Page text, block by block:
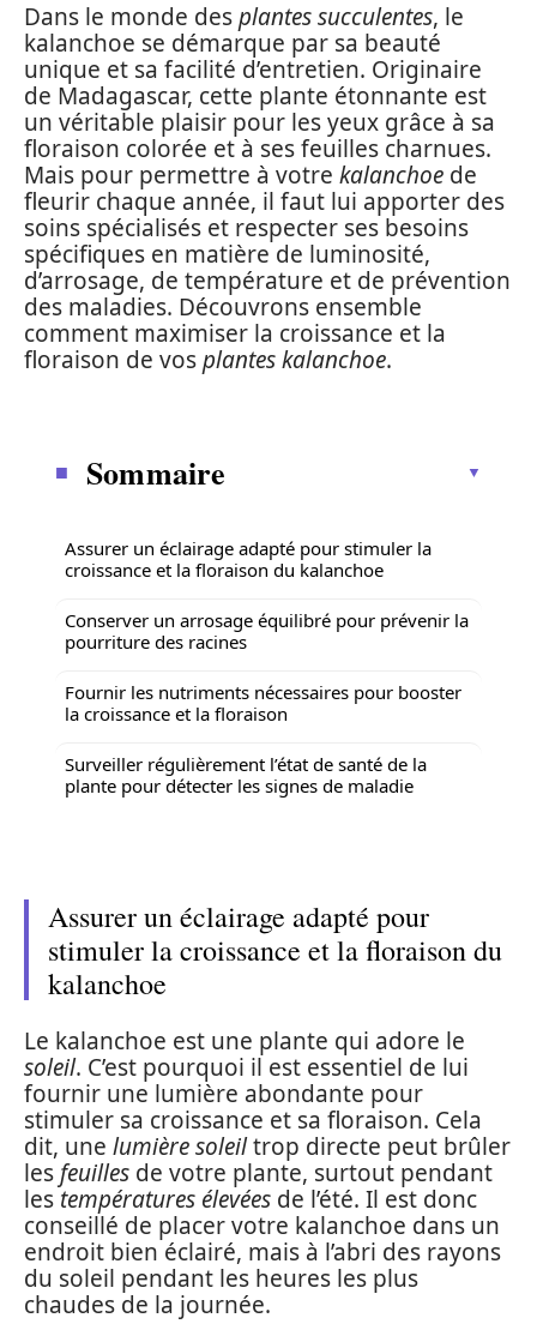
Dans le monde desplantes succulentes, le
kalanchoe se démarque par sa beauté
unique et sa facilité d’entretien. Originaire
de Madagascar, cette plante étonnante est
un véritable plaisir pour les yeux grâce à sa
floraison colorée et à ses feuilles charnues.
Mais pour permettre à votre kalanchoe de
fleurir chaque année, il faut lui apporter des
soins spécialisés et respecter ses besoins
spécifiques en matière de luminosité,
d’arrosage, de température et de prévention
des maladies. Découvrons ensemble
comment maximiser la croissance et la
floraison de vosplantes kalanchoe.
Sommaire
Assurer un éclairage adapté pour stimuler la
croissance et la floraison du kalanchoe
Conserver un arrosage équilibré pour prévenir la
pourriture des racines
Fournir les nutriments nécessaires pour booster
la croissance et la floraison
Surveiller régulièrement l’état de santé de la
plante pour détecter les signes de maladie
Assurer un éclairage adapté pour
stimuler la croissance et la floraison du
kalanchoe
Le kalanchoe est une plante qui adore le
soleil. C’est pourquoi il est essentiel de lui
fournir une lumière abondante pour
stimuler sa croissance et sa floraison. Cela
dit, une lumière soleiltrop directe peut brûler
les feuilles de votre plante, surtout pendant
les températures élevées de l’été. Il est donc
conseillé de placer votre kalanchoe dans un
endroit bien éclairé, mais à l’abri des rayons
du soleil pendant les heures les plus
chaudes de la journée.